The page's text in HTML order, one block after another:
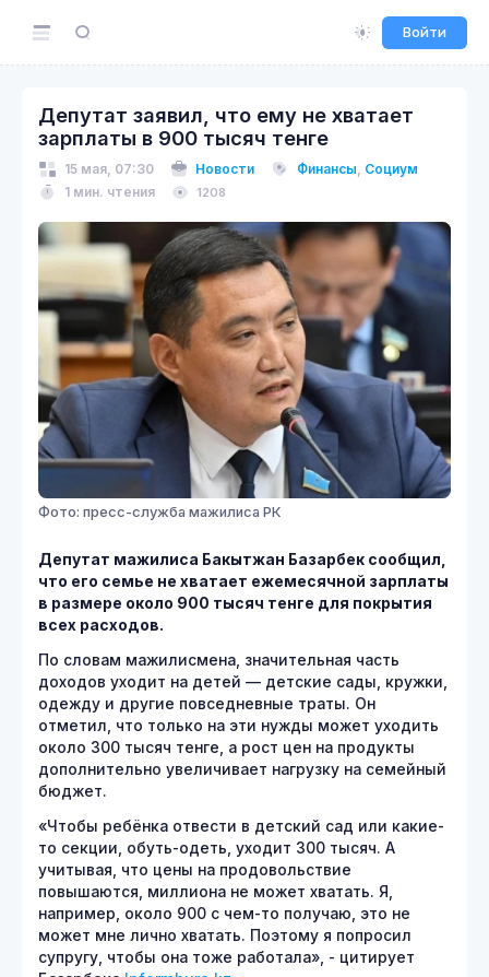
Войти
Депутат заявил, что ему не хватает
зарплаты в 900 тысяч тенге
15 мая, 07:30 Новости Финансы, Социум
1 мин. чтения
1208
Фото: пресс-служба мажилиса РК
Депутат мажилиса Бакытжан Базарбек сообщил,
что его семье не хватает ежемесячной зарплаты
в размере около 900 тысяч тенге для покрытия
всех расходов.
По словам мажилисмена, значительная часть
доходов уходит на детей — детские сады, кружки,
одежду и другие повседневные траты. Он
отметил, что только на эти нужды может уходить
около 300 тысяч тенге, а рост цен на продукты
дополнительно увеличивает нагрузку на семейный
бюджет.
«Чтобы ребёнка отвести в детский сад или какие-
то секции, обуть-одеть, уходит 300 тысяч. А
учитывая, что цены на продовольствие
повышаются, миллиона не может хватать. Я,
например, около 900 с чем-то получаю, это не
может мне лично хватать. Поэтому я попросил
супругу, чтобы она тоже работала», - цитирует